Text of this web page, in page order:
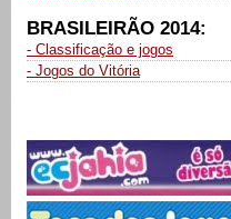
BRASILEIRÃO 2014:
- Classificação e jogos
- Jogos do Vitória